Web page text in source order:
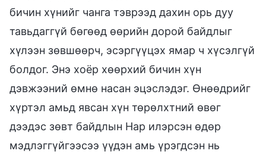
бичин хүнийг чанга тэврээд дахин орь дуу
тавьдаггүй бөгөөд өөрийн дорой байдлыг
хүлээн зөвшөөрч, эсэргүүцэх ямар ч хүсэлгүй
болдог. Энэ хоёр хөөрхий бичин хүн
дэвжээний өмнө насан эцэслэдэг. Өнөөдрийг
хүртэл амьд явсан хүн төрөлхтний өвөг
дээдэс зөвт байдлын Нар илэрсэн өдөр
мэдлэггүйгээсээ үүдэн амь үрэгдсэн нь